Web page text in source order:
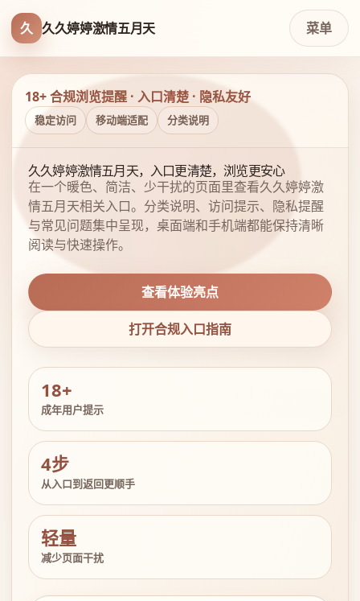
久 久久婷婷激情五月天 菜单
18+ 合规浏览提醒 · 入口清楚 · 隐私友好
稳定访问 移动端适配 分类说明
久久婷婷激情五月天，入口更清楚，浏览更安心
在一个暖色、简洁、少干扰的页面里查看久久婷婷激
情五月天相关入口。分类说明、访问提示、隐私提醒
与常见问题集中呈现，桌面端和手机端都能保持清晰
阅读与快速操作。
查看体验亮点
打开合规入口指南
18+
成年用户提示
4步
从入口到返回更顺手
轻量
减少页面干扰